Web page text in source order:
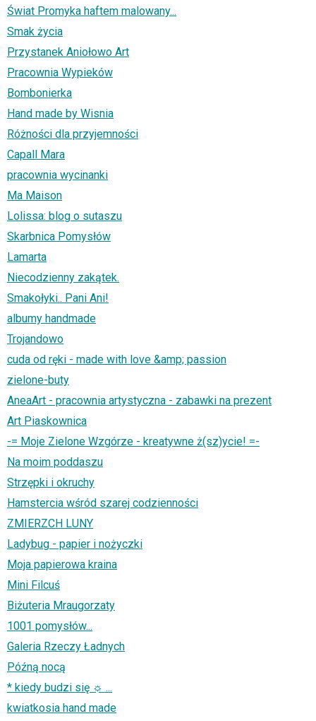
Świat Promyka haftem malowany...
Smak życia
Przystanek Aniołowo Art
Pracownia Wypieków
Bombonierka
Hand made by Wisnia
Różności dla przyjemności
Capall Mara
pracownia wycinanki
Ma Maison
Lolissa: blog o sutaszu
Skarbnica Pomysłów
Lamarta
Niecodzienny zakątek.
Smakołyki.. Pani Ani!
albumy handmade
Trojandowo
cuda od ręki - made with love &amp; passion
zielone-buty
AneaArt - pracownia artystyczna - zabawki na prezent
Art Piaskownica
-= Moje Zielone Wzgórze - kreatywne ż(sz)ycie! =-
Na moim poddaszu
Strzępki i okruchy
Hamstercia wśród szarej codzienności
ZMIERZCH LUNY
Ladybug - papier i nożyczki
Moja papierowa kraina
Mini Filcuś
Biżuteria Mraugorzaty
1001 pomysłów...
Galeria Rzeczy Ładnych
Późną nocą
* kiedy budzi się ☼ ...
kwiatkosia hand made